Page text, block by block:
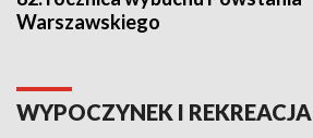
Warszawskiego
WYPOCZYNEK I REKREACJA